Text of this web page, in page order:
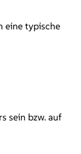
eine typische
sein bzw. auf